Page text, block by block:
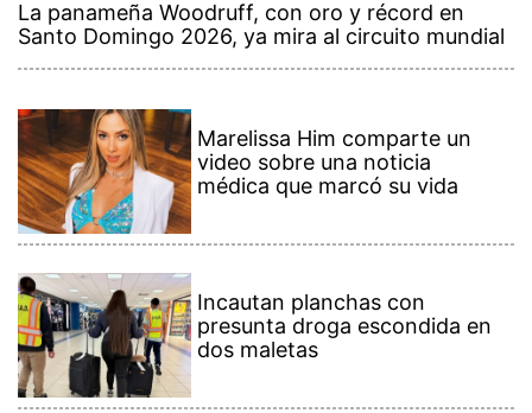
La panameña Woodruff, con oro y récord en
Santo Domingo 2026, ya mira al circuito mundial
Marelissa Him comparte un
video sobre una noticia
médica que marcó su vida
Incautan planchas con
presunta droga escondida en
dos maletas